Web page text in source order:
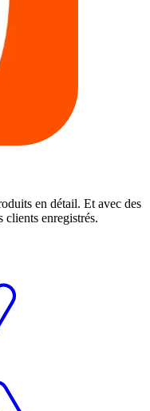
en détail. Et avec des
clients enregistrés.